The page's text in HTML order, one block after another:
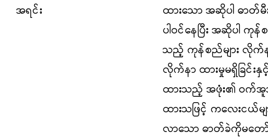
အရင်း
ထားသော အဆိုပါ ဓာတ်
ပါဝင်နေပြီး အဆိုပါ
သည့် ကုန်စည်များ လိုက်န
လိုက်နာ ထားမှုမရှိခြင်း
ထားသည့် အဖုံး၏ ဝက်အူ
ထားသဖြင့် ကလေးငယ်မျ
လာသော ဓာတ်ခဲကိုမတေ